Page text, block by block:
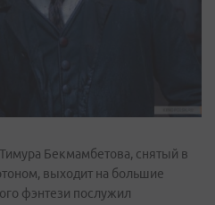
Бекмамбетова, снятый в
выходит на большие
фэнтези послужил